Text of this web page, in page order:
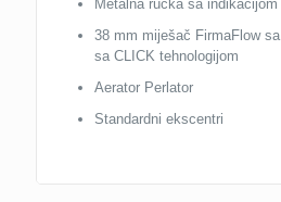
Metalna ručka sa
38 mm miješač FirmaFlow
sa CLICK tehnologijom
Aerator Perlator
Standardni ekscentri